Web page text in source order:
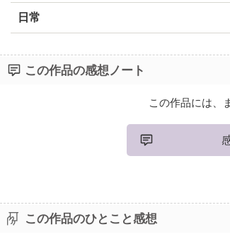
日常
この作品の感想ノート
この作品には、
この作品のひとこと感想